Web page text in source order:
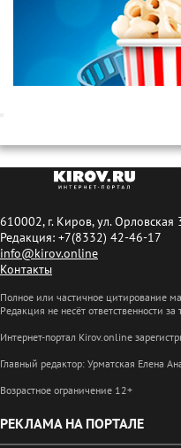
610002, г. Киров, ул. Орловская
Редакция: +7(8332) 42-46-17
info@kirov.online
Контакты
Полное или частичное цитирование
Редакция не несёт ответственности
Интернет-портал Kirov.online
Главный редактор: Урматская Елена
Возрастное ограничение 12+
РЕКЛАМА НА ПОРТАЛЕ